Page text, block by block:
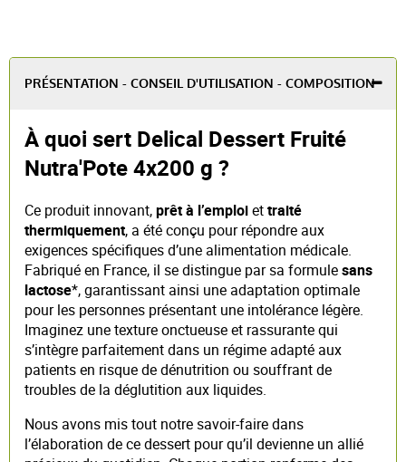
PRÉSENTATION - CONSEIL D'UTILISATION - COMPOSITION
À quoi sert Delical Dessert Fruité
Nutra'Pote 4x200 g ?
Ce produit innovant,prêt à l’emploiettraité
thermiquement, a été conçu pour répondre aux
exigences spécifiques d’une alimentation médicale.
Fabriqué en France, il se distingue par sa formulesans
lactose*, garantissant ainsi une adaptation optimale
pour les personnes présentant une intolérance légère.
Imaginez une texture onctueuse et rassurante qui
s’intègre parfaitement dans un régime adapté aux
patients en risque de dénutrition ou souffrant de
troubles de la déglutition aux liquides.
Nous avons mis tout notre savoir-faire dans
l’élaboration de ce dessert pour qu’il devienne un allié